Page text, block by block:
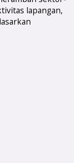
lapangan,